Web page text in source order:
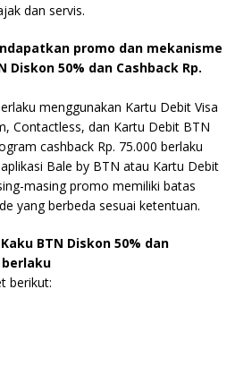
dan servis.
promo dan mekanisme
Diskon 50% dan Cashback Rp.
menggunakan Kartu Debit Visa
Contactless, dan Kartu Debit BTN
cashback Rp. 75.000 berlaku
Bale by BTN atau Kartu Debit
masing promo memiliki batas
yang berbeda sesuai ketentuan.
BTN Diskon 50% dan
berlaku
berikut: